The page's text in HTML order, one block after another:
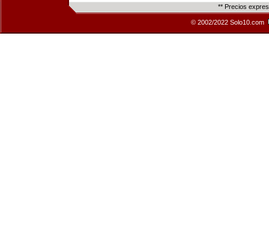
** Precios
© 2002/2022 Solo10.com